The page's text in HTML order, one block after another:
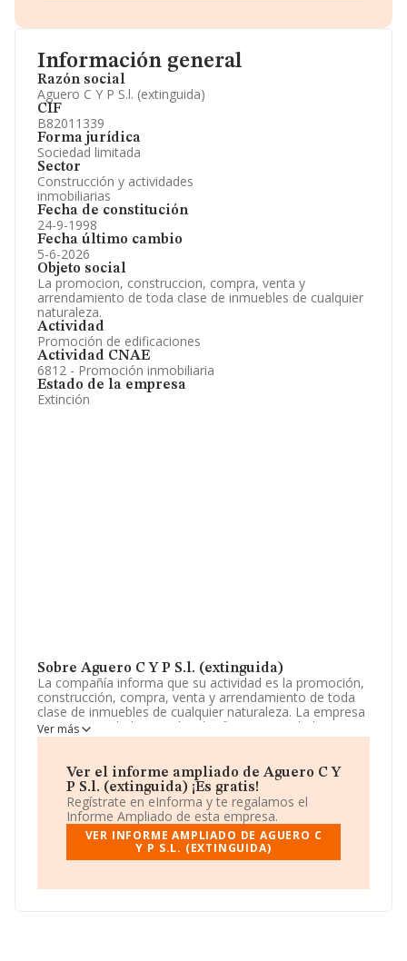
Información general
Razón social
Aguero C Y P S.l. (extinguida)
CIF
B82011339
Forma jurídica
Sociedad limitada
Sector
Construcción y actividades
inmobiliarias
Fecha de constitución
24-9-1998
Fecha último cambio
5-6-2026
Objeto social
La promocion, construccion, compra, venta y
arrendamiento de toda clase de inmuebles de cualquier
naturaleza.
Actividad
Promoción de edificaciones
Actividad CNAE
6812 - Promoción inmobiliaria
Estado de la empresa
Extinción
Sobre Aguero C Y P S.l. (extinguida)
La compañía informa que su actividad es la promoción,
construcción, compra, venta y arrendamiento de toda
clase de inmuebles de cualquier naturaleza. La empresa
es una Sociedad Limitada. Clasifica su actividad CNAE
como '%cnae%', código 6812. La compañía no tiene
Su teléfono es 916659227.
La empresa españolaAguero C y P S.L. (extinguida)
NIF B82011339, tiene domicilio fiscal en Calle San
Crispin núm. 1, (28011), en el municipio de Madrid,
Madrid.
En relación con el sector y disponiendo de los datos de
Ver más
Ver el informe ampliado de Aguero C Y
P S.l. (extinguida) ¡Es gratis!
Regístrate en eInforma y te regalamos el
Informe Ampliado de esta empresa.
VER INFORME AMPLIADO DE AGUERO C
Y P S.L. (EXTINGUIDA)
Información oficial y registral complementaria.